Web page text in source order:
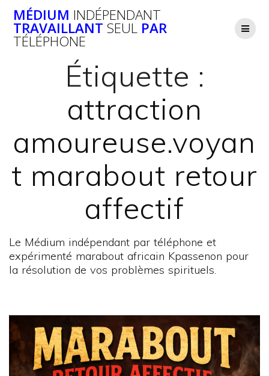
au
contenu
MÉDIUM INDÉPENDANT
TRAVAILLANT SEUL PAR
TÉLÉPHONE
Étiquette :
attraction
amoureuse.voyan
t marabout retour
affectif
Le Médium indépendant par téléphone et
expérimenté marabout africain Kpassenon pour
la résolution de vos problèmes spirituels.